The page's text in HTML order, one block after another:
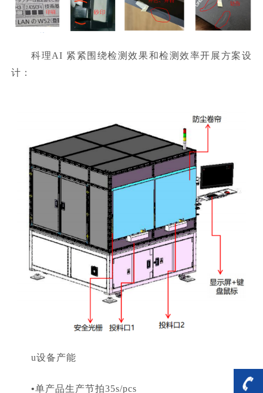
科理AI 紧紧围绕检测效果和检测效率开展方案设
计：
u设备产能
•单产品生产节拍35s/pcs